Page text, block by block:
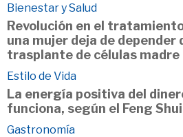
Bienestar y Salud
Revolución en el
una mujer deja de depender
trasplante de células madre
Estilo de Vida
La energía positiva del
funciona, según el Feng Shui
Gastronomía